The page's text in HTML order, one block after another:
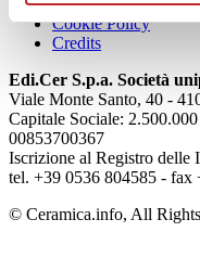
Privacy
Cookie Policy
Credits
Edi.Cer S.p.a. Società
Viale Monte Santo, 40 -
Capitale Sociale:
00853700367
Iscrizione al Registro delle
tel. +39 0536 804585 - fax
© Ceramica.info, All